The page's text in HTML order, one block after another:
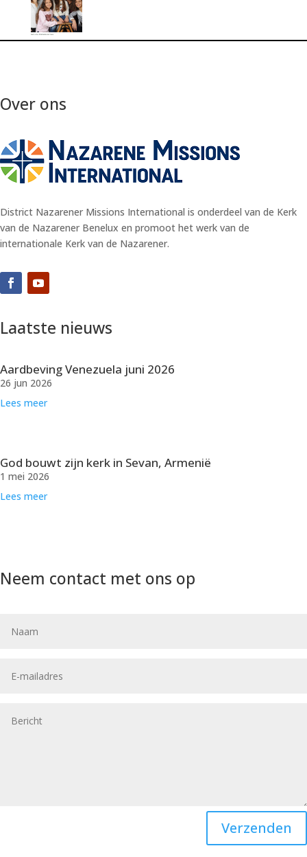
Over ons
District Nazarener Missions International is onderdeel van de Kerk
van de Nazarener Benelux en promoot het werk van de
internationale Kerk van de Nazarener.
Laatste nieuws
Aardbeving Venezuela juni 2026
26 jun 2026
Lees meer
God bouwt zijn kerk in Sevan, Armenië
1 mei 2026
Lees meer
Neem contact met ons op
Verzenden